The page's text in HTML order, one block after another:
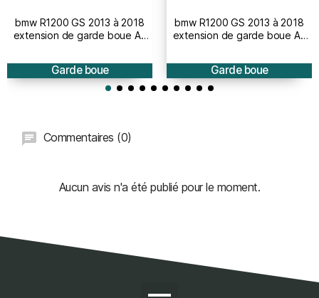
bmw R1200 GS 2013 à 2018
extension de garde boue AV
Garde boue
bmw R1200 GS 2013 à 2018
extension de garde boue AV
Garde boue
Commentaires (0)
Aucun avis n'a été publié pour le moment.